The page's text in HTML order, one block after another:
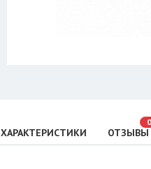
ХАРАКТЕРИСТИКИ ОТЗЫВЫ
0